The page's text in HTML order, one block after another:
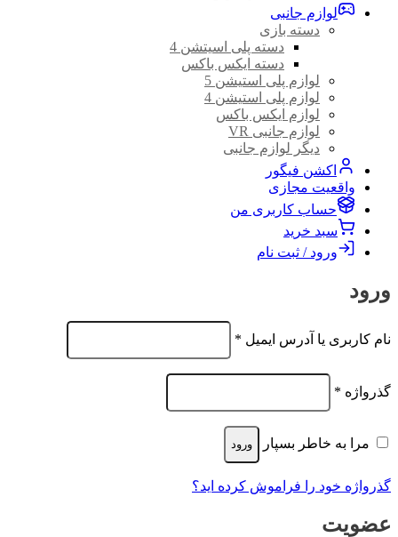
لوازم جانبی
دسته بازی
دسته پلی اسیتشن 4
دسته ایکس باکس
لوازم پلی استیشن 5
لوازم پلی استیشن 4
لوازم ایکس باکس
لوازم جانبی VR
دیگر لوازم جانبی
اکشن فیگور
واقعیت مجازی
حساب کاربری من
سبد خرید
ورود / ثبت نام
ورود
نام کاربری یا آدرس ایمیل *
الزامی
گذرواژه *
الزامی
مرا به خاطر بسپار ورود
گذرواژه خود را فراموش کرده اید؟
عضویت